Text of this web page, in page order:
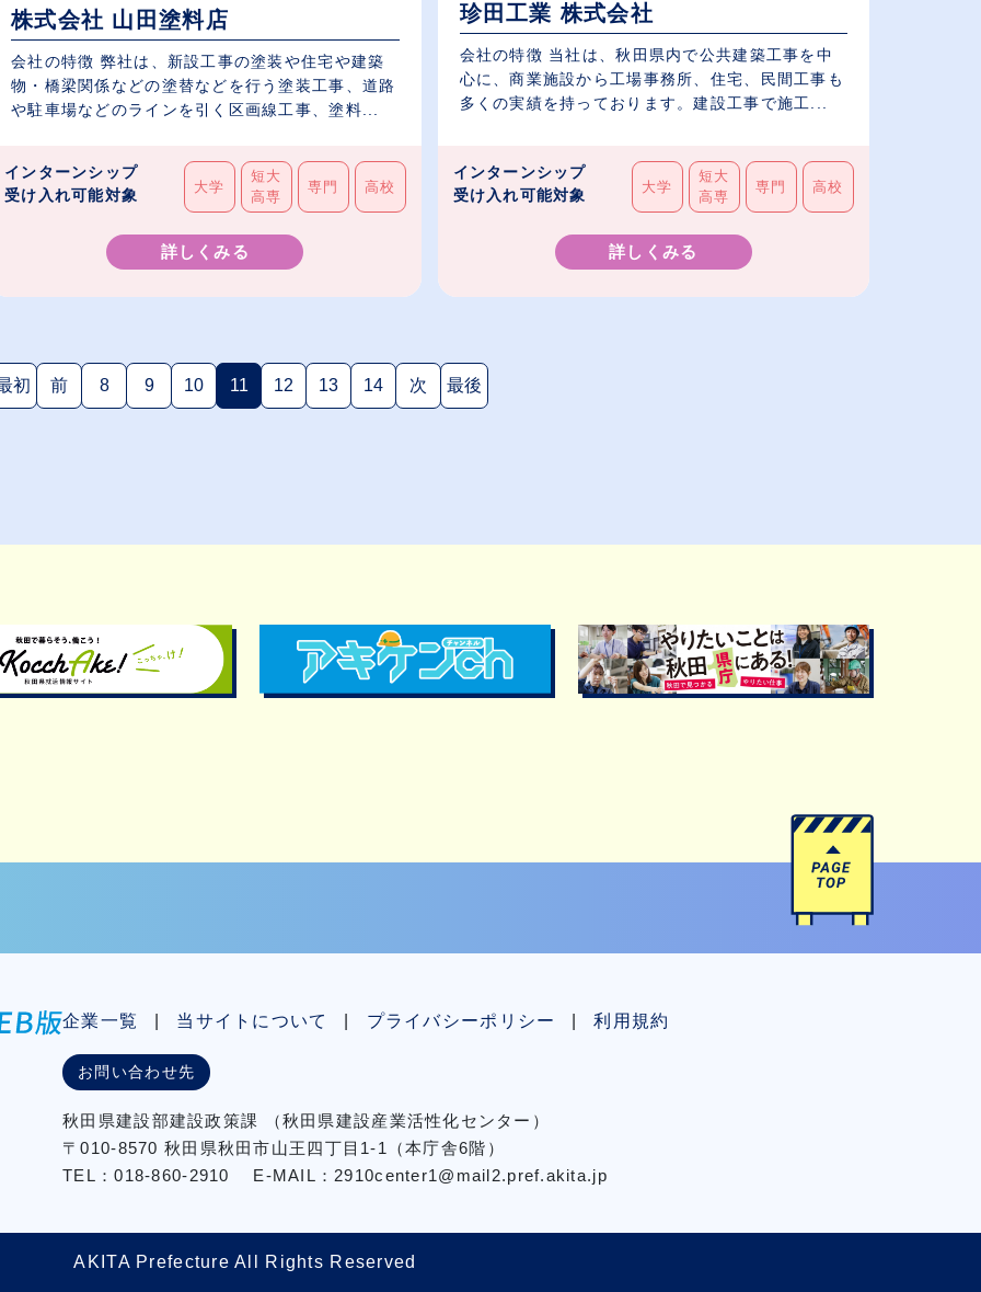
株式会社 山田塗料店
会社の特徴 弊社は、新設工事の塗装や住宅や建築
物・橋梁関係などの塗替などを行う塗装工事、道路
や駐車場などのラインを引く区画線工事、塗料...
インターンシップ
受け入れ可能対象
大学
短大
高専
専門 高校
詳しくみる
珍田工業 株式会社
会社の特徴 当社は、秋田県内で公共建築工事を中
心に、商業施設から工場事務所、住宅、民間工事も
多くの実績を持っております。建設工事で施工...
インターンシップ
受け入れ可能対象
大学
短大
高専
専門 高校
詳しくみる
初 前 8 9 10 11(現在のページ)
12 13 14 次 最後
企業一覧 当サイトについて プライバシーポリシー 利用規約
お問い合わせ先
秋⽥県建設部建設政策課
（秋⽥県建設産業活性化センター）
〒010-8570 秋田県秋田市⼭王四丁⽬1-1（本庁舎6階）
TEL：018-860-2910 E-MAIL：2910center1@mail2.pref.akita.jp
AKITA Prefecture All Rights Reserved